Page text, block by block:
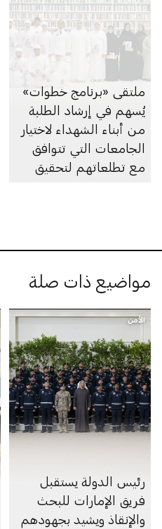
ملتقى «برنامج خطوات»
يُسهم في إرشاد الطلبة
من أبناء الشهداء لاختيار
الجامعات التي تتوافق
مع تطلعاتهم لتحقيق
مواضيع ذات صلة
الأمن
رئيس الدولة يستقبل
فريق الإمارات للبحث
والإنقاذ ويشيد بجهودهم